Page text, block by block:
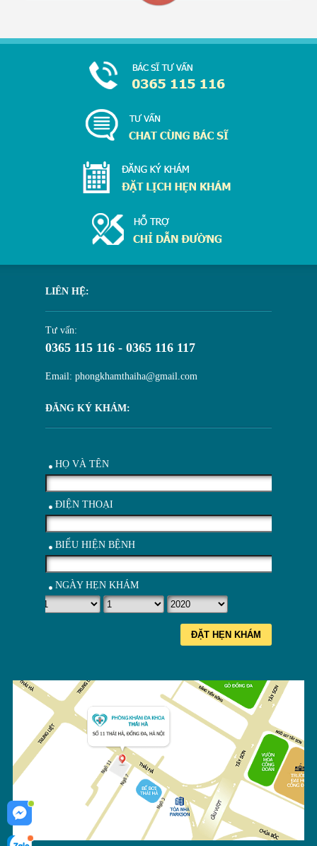
LIÊN HỆ:
Tư vấn:
0365 115 116 - 0365 116 117
Email: phongkhamthaiha@gmail.com
ĐĂNG KÝ KHÁM:
HỌ VÀ TÊN
ĐIỆN THOẠI
BIỂU HIỆN BỆNH
NGÀY HẸN KHÁM
ĐẶT HẸN KHÁM